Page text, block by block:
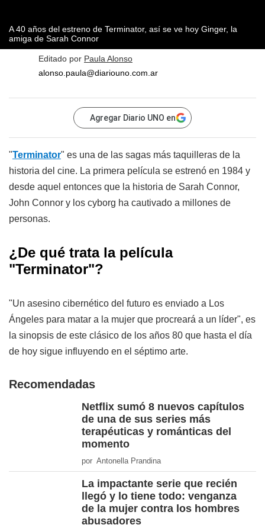
A 40 años del estreno de Terminator, así se ve hoy Ginger, la
amiga de Sarah Connor
Editado por Paula Alonso
alonso.paula@diariouno.com.ar
Agregar Diario UNO en
"Terminator" es una de las sagas más taquilleras de la
historia del cine. La primera película se estrenó en 1984 y
desde aquel entonces que la historia de Sarah Connor,
John Connor y los cyborg ha cautivado a millones de
personas.
¿De qué trata la película
"Terminator"?
"Un asesino cibernético del futuro es enviado a Los
Ángeles para matar a la mujer que procreará a un líder", es
la sinopsis de este clásico de los años 80 que hasta el día
de hoy sigue influyendo en el séptimo arte.
Recomendadas
Netflix sumó 8 nuevos capítulos
de una de sus series más
terapéuticas y románticas del
momento
por Antonella Prandina
La impactante serie que recién
llegó y lo tiene todo: venganza
de la mujer contra los hombres
abusadores